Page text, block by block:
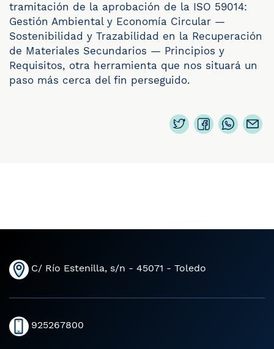
tramitación de la aprobación de la ISO 59014:
Gestión Ambiental y Economía Circular —
Sostenibilidad y Trazabilidad en la Recuperación
de Materiales Secundarios — Principios y
Requisitos, otra herramienta que nos situará un
paso más cerca del fin perseguido.
C/ Río Estenilla, s/n - 45071 - Toledo
925267800